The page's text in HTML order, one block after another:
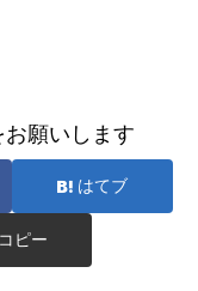
願いします
はてブ
コピー